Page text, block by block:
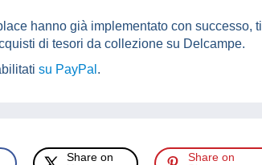
hanno già implementato con successo, ti
di tesori da collezione su Delcampe.
su PayPal .
Share on
Share on